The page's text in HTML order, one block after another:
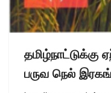
தமிழ்நாட்டுக்கு
பருவ நெல்